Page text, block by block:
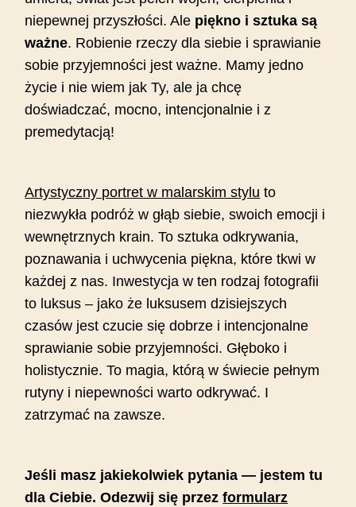
niepewnej przyszłości. Ale piękno i sztuka są
ważne. Robienie rzeczy dla siebie i sprawianie
sobie przyjemności jest ważne. Mamy jedno
życie i nie wiem jak Ty, ale ja chcę
doświadczać, mocno, intencjonalnie i z
premedytacją!
Artystyczny portret w malarskim stylu to
niezwykła podróż w głąb siebie, swoich emocji i
wewnętrznych krain. To sztuka odkrywania,
poznawania i uchwycenia piękna, które tkwi w
każdej z nas. Inwestycja w ten rodzaj fotografii
to luksus – jako że luksusem dzisiejszych
czasów jest czucie się dobrze i intencjonalne
sprawianie sobie przyjemności. Głęboko i
holistycznie. To magia, którą w świecie pełnym
rutyny i niepewności warto odkrywać. I
zatrzymać na zawsze.
Jeśli masz jakiekolwiek pytania — jestem tu
dla Ciebie. Odezwij się przezformularz